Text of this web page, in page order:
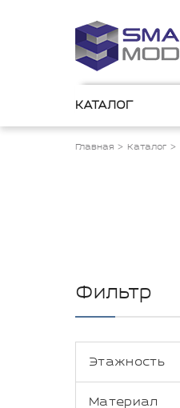
КАТАЛОГ
Главная Каталог
Фильтр
Этажность
Материал